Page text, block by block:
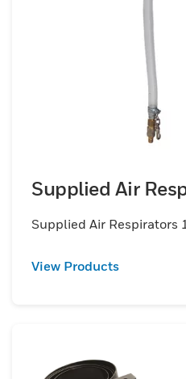
Supplied Air
Supplied Air Respirators
View Products